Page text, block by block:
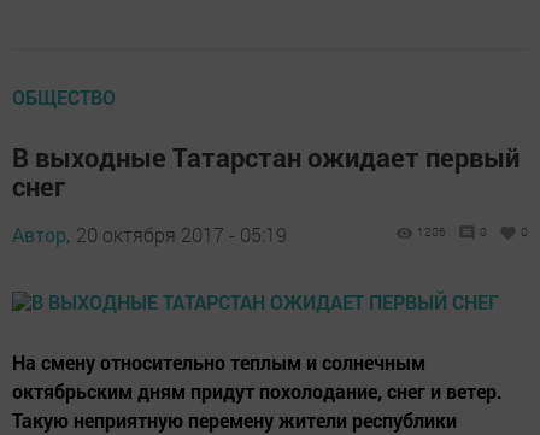
ОБЩЕСТВО
В выходные Татарстан ожидает первый
снег
Автор, 20 октября 2017 - 05:19 1206 0 0
На смену относительно теплым и солнечным
октябрьским дням придут похолодание, снег и ветер.
Такую неприятную перемену жители республики